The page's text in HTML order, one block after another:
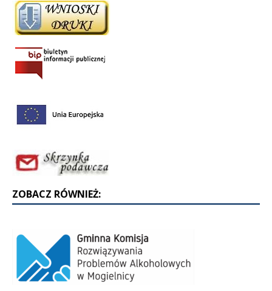
ZOBACZ RÓWNIEŻ: